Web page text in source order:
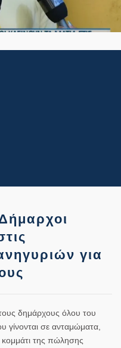
για
δημάρχους όλου του
γίνονται σε ανταμώματα,
της πώλησης